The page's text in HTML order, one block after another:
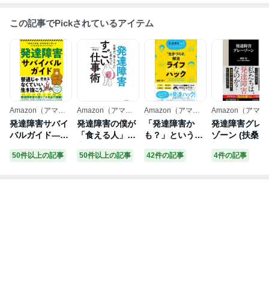
この記事でPickされているアイテム
Amazon（アマゾ
ン）
発達障害サバイ
バルガイド――
がやれない僕ら
50件以上の記事
Amazon（アマゾ
ン）
発達障害の僕が
「食える人」に
仕事術
50件以上の記事
Amazon（アマゾ
ン）
「発達障害か
も？」という人
づらさ」解消ラ
42件の記事
Amazon（アマゾ
ン）
発達障害グレ
ゾーン (扶桑社
4件の記事